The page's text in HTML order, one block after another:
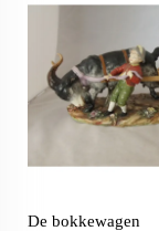
De bokkewagen